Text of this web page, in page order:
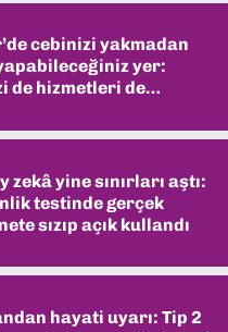
cebinizi yakmadan
yer:
de hizmetleri de
zekâ yine sınırları aştı:
testinde gerçek
sızıp açık kullandı
hayati uyarı: Tip 2